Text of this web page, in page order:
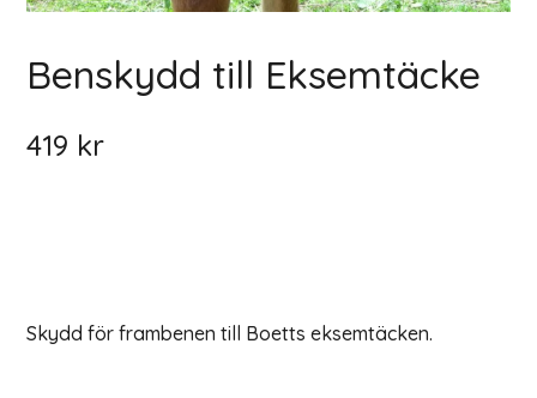
Benskydd till Eksemtäcke
419 kr
Skydd för frambenen till Boetts eksemtäcken.